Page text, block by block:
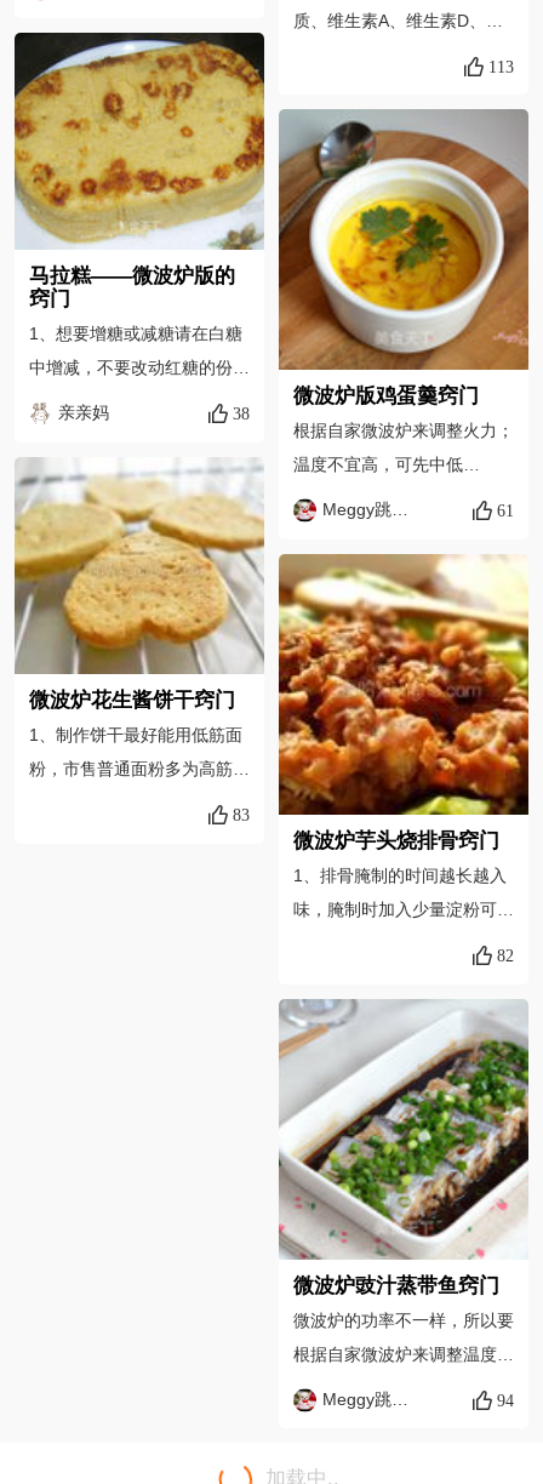
易做得很散或者很稀的。喜欢
吃葡萄干，梅子等果干。椰子
粉也可以换成杏仁粉，亚麻籽
粉。第三张封面图就是用亚麻
籽粉做得蛋糕，比椰子粉和杏
仁粉烤得更松软香甜。
马拉糕——微波炉版的
窍门
1、想要增糖或减糖请在白糖
中增减，不要改动红糖的份
量。 2、牛奶的份量最多可增
口味特殊另说。 3、原方里头
低粉、中粉各占40克，泡打
粉用1.25克，口感略紧，也可
以全部用中粉，口感粗一些，
有兴趣的亲们可以试一下。
亲亲妈 38
微波炉花生酱饼干窍门
1、制作饼干最好能用低筋面
粉，市售普通面粉多为高筋、
中筋面粉，所以需要加入淀粉
83
质、维生素A、维生素D、
钙、镁、硒等营养元素，营养
少皆宜的营养食品，易于被人
体吸收等优点；鱼肉中含有丰
富的镁元素，对心血管系统有
很好的保护作用，有利于预防
高血压、心肌梗死等心血管疾
病。菁厨温馨小提示： 前段
时间有关超市出售的鳕鱼不是
真的鳕鱼，而是油鱼，大家众
说风云，不管是不是，咱们以
后买鳕鱼的时候多留个心眼。
给大家说说鳕鱼和油鱼的区别
吧，鳕鱼肉质细嫩，富含多种
鳞片小，身上有小小的银色圆
点，肉色较浅，口感甜滑，入
口即化，肉质非常细腻；油鱼
肉质较硬，肉色较暗淡，用油
煎熟后有肉香味，吃起来十分
油腻，煮熟后肉质很粗，口感
较差。由于油鱼引发腹泻的机
制未完全明确，所以油鱼被多
国列入禁止食用名单，但是，
我国并没有对油鱼这样鱼类有
禁止或者限制食用的规定，可
如果对油脂的耐受程度较低，
或处于某种特殊的状态(如生
病、怀孕时)，则应尽量避免
购买。如果是买来给身体相对
较弱的孩子或老人吃，应当特
别慎重，如孩子或老人食后发
生不良反应，则应立即停止食
用并就医。在烹饪时，应尽量
去除鱼身中所含的油脂。
113
微波炉版鸡蛋羹窍门
根据自家微波炉来调整火力；
温度不宜高，可先中低
温“叮”两分钟，查看情况后再
开水的比例基本是1：1，凉
开水可适当多一些，这样的蛋
羹做好是水嫩嫩的；用凉开水
是因为里面的氯分子已经煮开
蒸发了，所以蛋羹才不会出现
很多的气孔，从而影响外观和
口感。
Meggy跳舞的苹果 61
微波炉芋头烧排骨窍门
1、排骨腌制的时间越长越入
味，腌制时加入少量淀粉可以
使肉质保持鲜嫩。可以在晚上
冷藏，这样第二天烹饪时既省
时又入味。2、如果喜欢用汤
汁拌饭，可以在开始多加一点
水，做排骨剩下的汤汁拌饭很
美味；想要收汁效果，可以少
放些水。在烹饪过程中发现水
分蒸发过快，可以适当加点
水。3、要用微波专用器皿来
烹饪，使用有通气孔的盖子或
者扎有小孔的保鲜膜覆盖。可
根据实际情况，调整微波炉运
行火力和时间。
82
微波炉豉汁蒸带鱼窍门
微波炉的功率不一样，所以要
根据自家微波炉来调整温度和
时间； 在不确定的情况下，
Meggy跳舞的苹果 94
加载中..